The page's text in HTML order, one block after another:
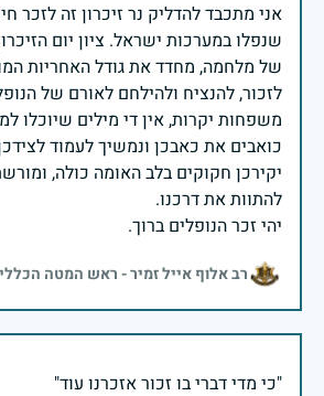
אני מתכבד להדליק נר זיכרון זה לזכר
שנפלו במערכות ישראל. ציון יום
של מלחמה, מחדד את גודל האחריות
משפחות יקרות, אין די מילים שיוכלו
כואבים את כאבכן ונמשיך לעמוד
יקירכן חקוקים בלב האומה כולה,
יהי זכר הנופלים ברוך.
רב אלוף אייל זמיר - ראש המטה הכללי